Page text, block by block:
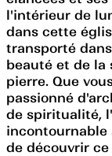
l'intérieur de
dans cette
transporté
beauté et de la
pierre. Que
passionné
de spiritualité,
incontournable
de découvrir